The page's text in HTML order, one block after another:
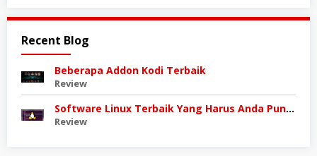
Recent Blog
Beberapa Addon Kodi Terbaik
Review
Software Linux Terbaik Yang Harus Anda Punya
Review